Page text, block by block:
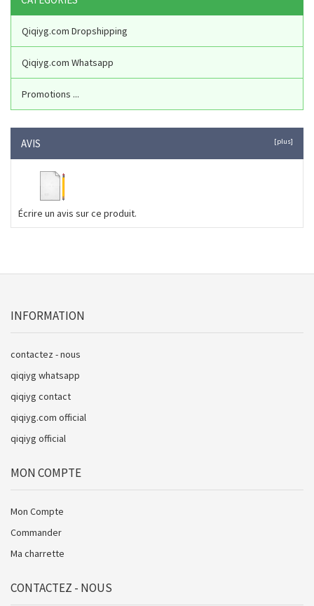
Qiqiyg.com Dropshipping
Qiqiyg.com Whatsapp
Promotions ...
AVIS [plus]
Écrire un avis sur ce produit.
INFORMATION
contactez - nous
qiqiyg whatsapp
qiqiyg contact
qiqiyg.com official
qiqiyg official
MON COMPTE
Mon Compte
Commander
Ma charrette
CONTACTEZ - NOUS